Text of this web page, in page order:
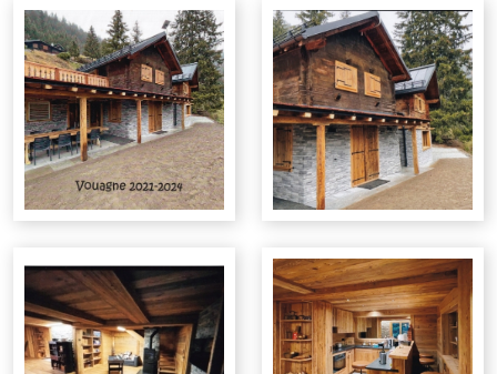
PPE Les Copines - Savièse - Granois
Chalet Mayens-de-la-Zour
Les Clèves Nendaz
Saillon - villas modernes
Rénovation - agrandissement
Vouagne